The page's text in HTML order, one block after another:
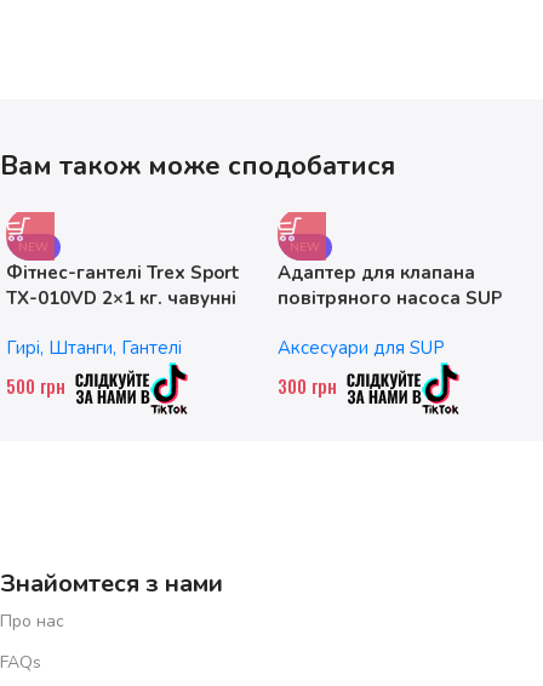
Вам також може сподобатися
NEW
Фітнес-гантелі Trex Sport
TX-010VD 2×1 кг. чавунні
Гирі, Штанги, Гантелі
500 грн
NEW
Адаптер для клапана
повітряного насоса SUP
Аксесуари для SUP
300 грн
Знайомтеся з нами
Про нас
FAQs